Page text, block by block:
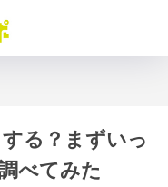
る？まずいっ
べてみた